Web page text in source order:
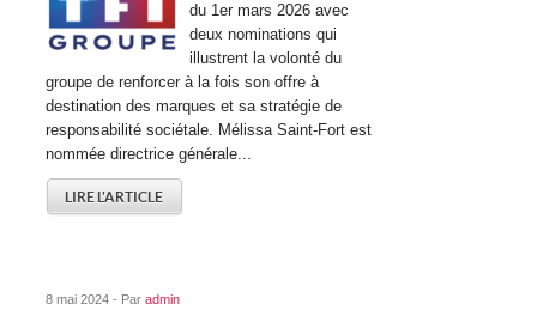
du 1er mars 2026 avec
deux nominations qui
illustrent la volonté du
groupe de renforcer à la fois son offre à
destination des marques et sa stratégie de
responsabilité sociétale. Mélissa Saint-Fort est
nommée directrice générale...
LIRE L'ARTICLE
8 mai 2024 - Paradmin